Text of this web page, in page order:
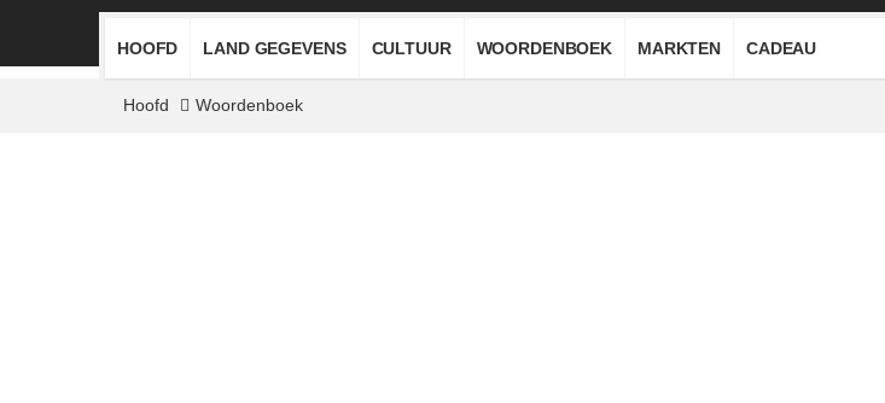
HOOFD LAND GEGEVENS CULTUUR WOORDENBOEK MARKTEN CADEAU
Hoofd Woordenboek